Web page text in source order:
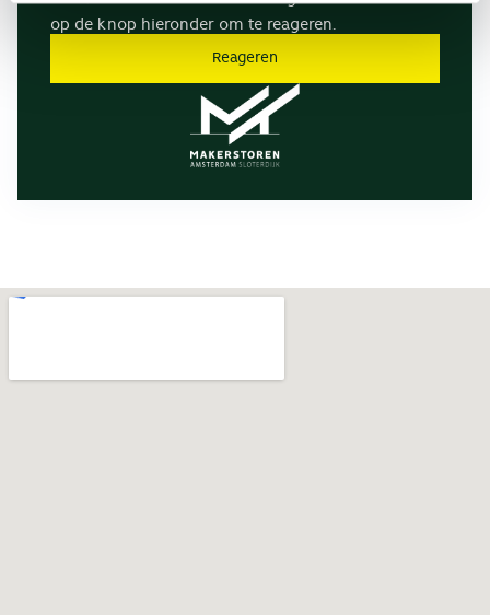
op de knop hieronder om te reageren.
Reageren